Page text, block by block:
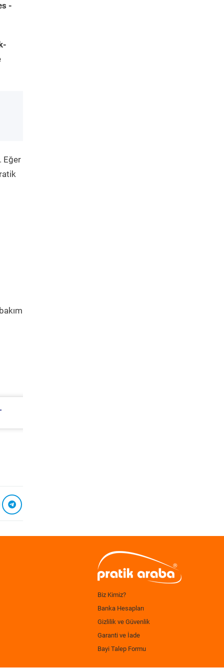
-
Eğer
Biz Kimiz?
Banka Hesapları
Gizlilik ve Güvenlik
Garanti ve İade
Bayi Talep Formu